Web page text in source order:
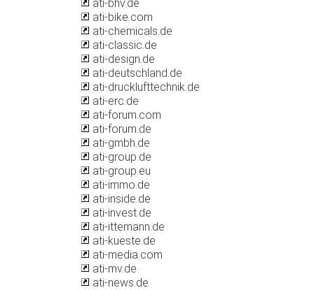
ati-bhv.de
ati-bike.com
ati-chemicals.de
ati-classic.de
ati-design.de
ati-deutschland.de
ati-drucklufttechnik.de
ati-erc.de
ati-forum.com
ati-forum.de
ati-gmbh.de
ati-group.de
ati-group.eu
ati-immo.de
ati-inside.de
ati-invest.de
ati-ittemann.de
ati-kueste.de
ati-media.com
ati-mv.de
ati-news.de